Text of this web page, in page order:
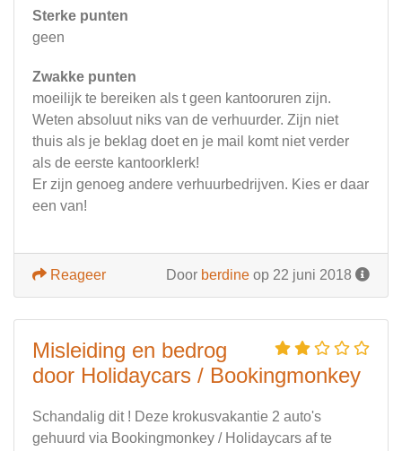
Sterke punten
geen
Zwakke punten
moeilijk te bereiken als t geen kantooruren zijn.
Weten absoluut niks van de verhuurder. Zijn niet
thuis als je beklag doet en je mail komt niet verder
als de eerste kantoorklerk!
Er zijn genoeg andere verhuurbedrijven. Kies er daar
een van!
Door berdine op 22 juni 2018
Reageer
Misleiding en bedrog
door Holidaycars / Bookingmonkey
Schandalig dit ! Deze krokusvakantie 2 auto's
gehuurd via Bookingmonkey / Holidaycars af te